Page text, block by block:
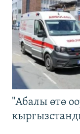
"Абалы өтө